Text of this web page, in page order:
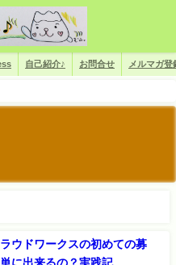
自己紹介♪ お問合せ メルマガ登
ウドワークスの初めての募
に出来るの？実践記